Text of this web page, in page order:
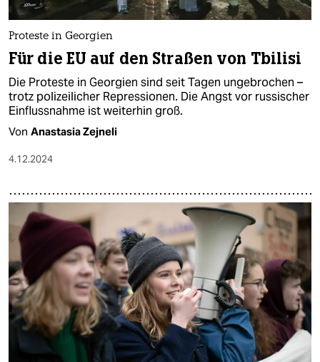
Proteste in Georgien
Für die EU auf den Straßen von Tbilisi
Die Proteste in Georgien sind seit Tagen ungebrochen –
trotz polizeilicher Repressionen. Die Angst vor russischer
Einflussnahme ist weiterhin groß.
Von Anastasia Zejneli
4.12.2024